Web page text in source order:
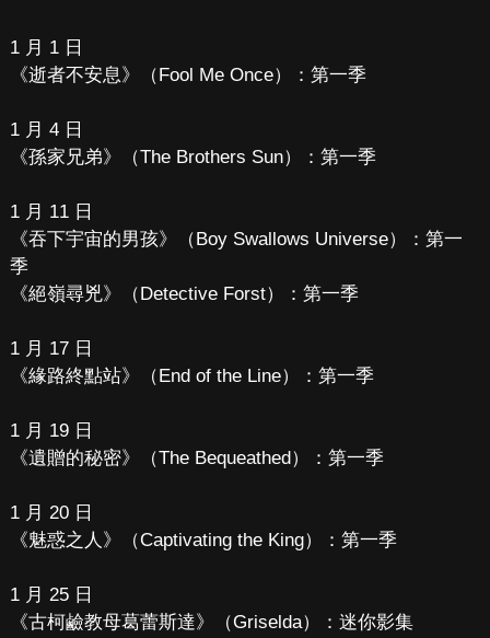
1 月 1 日
《逝者不安息》（Fool Me Once）：第一季
1 月 4 日
《孫家兄弟》（The Brothers Sun）：第一季
1 月 11 日
《吞下宇宙的男孩》（Boy Swallows Universe）：第一
季
《絕嶺尋兇》（Detective Forst）：第一季
1 月 17 日
《緣路終點站》（End of the Line）：第一季
1 月 19 日
《遺贈的秘密》（The Bequeathed）：第一季
1 月 20 日
《魅惑之人》（Captivating the King）：第一季
1 月 25 日
《古柯鹼教母葛蕾斯達》（Griselda）：迷你影集